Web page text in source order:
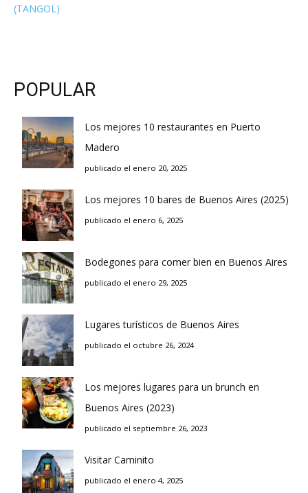
(TANGOL)
POPULAR
Los mejores 10 restaurantes en Puerto
Madero
publicado el enero 20, 2025
Los mejores 10 bares de Buenos Aires (2025)
publicado el enero 6, 2025
Bodegones para comer bien en Buenos Aires
publicado el enero 29, 2025
Lugares turísticos de Buenos Aires
publicado el octubre 26, 2024
Los mejores lugares para un brunch en
Buenos Aires (2023)
publicado el septiembre 26, 2023
Visitar Caminito
publicado el enero 4, 2025